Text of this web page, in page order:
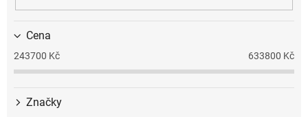
Cena
243700 Kč 633800 Kč
Značky